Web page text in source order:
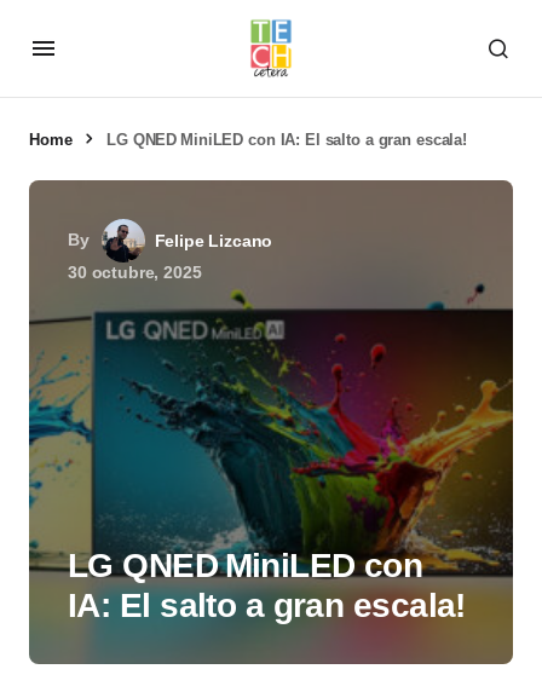
Home LG QNED MiniLED con IA: El salto a gran escala!
By
Felipe Lizcano
30 octubre, 2025
LG QNED MiniLED con
IA: El salto a gran escala!